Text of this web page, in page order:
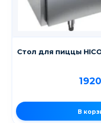
Стол для пиццы
В